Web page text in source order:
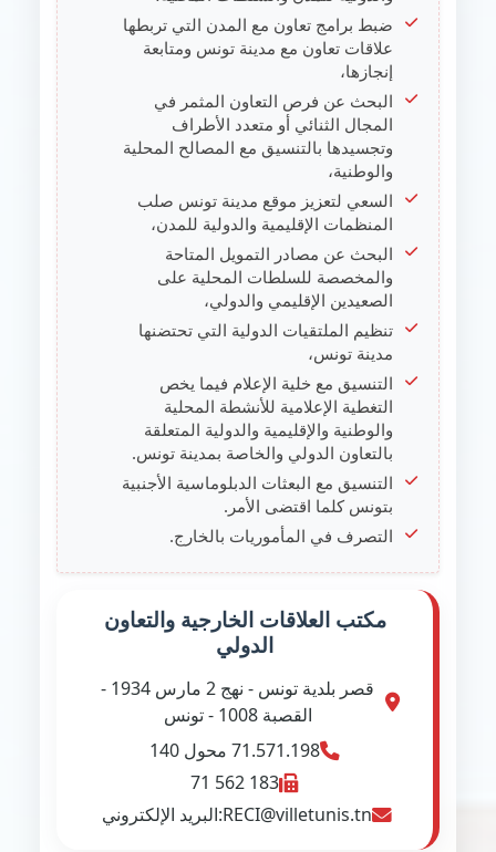
ضبط برامج تعاون مع المدن التي تربطها
علاقات تعاون مع مدينة تونس ومتابعة
إنجازها،
البحث عن فرص التعاون المثمر في
المجال الثنائي أو متعدد الأطراف
وتجسيدها بالتنسيق مع المصالح المحلية
والوطنية،
السعي لتعزيز موقع مدينة تونس صلب
المنظمات الإقليمية والدولية للمدن،
البحث عن مصادر التمويل المتاحة
والمخصصة للسلطات المحلية على
الصعيدين الإقليمي والدولي،
تنظيم الملتقيات الدولية التي تحتضنها
مدينة تونس،
التنسيق مع خلية الإعلام فيما يخص
التغطية الإعلامية للأنشطة المحلية
والوطنية والإقليمية والدولية المتعلقة
بالتعاون الدولي والخاصة بمدينة تونس.
التنسيق مع البعثات الدبلوماسية الأجنبية
بتونس كلما اقتضى الأمر.
التصرف في المأموريات بالخارج.
مكتب العلاقات الخارجية والتعاون
الدولي
قصر بلدية تونس - نهج 2 مارس 1934 -
القصبة 1008 - تونس
71.571.198 محول 140
71 562 183
RECI@villetunis.tn:البريد الإلكتروني